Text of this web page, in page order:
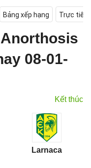
Bảng xếp hạng Trực tiếp
08-01-
Kết thúc
Larnaca